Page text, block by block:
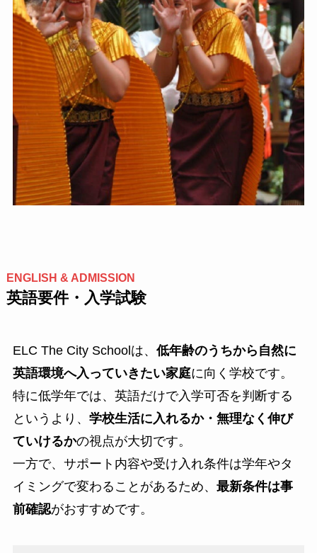
ENGLISH & ADMISSION
英語要件・入学試験
ELC The City Schoolは、 低年齢のうちから自然に
英語環境へ入っていきたい家庭に向く学校です。
特に低学年では、英語だけで入学可否を判断する
というより、 学校生活に入れるか・無理なく伸び
ていけるかの視点が大切です。
一方で、サポート内容や受け入れ条件は学年やタ
イミングで変わることがあるため、 最新条件は事
前確認がおすすめです。